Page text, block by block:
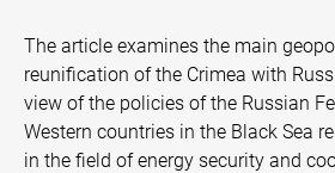
The article examines the main
reunification of the Crimea with
view of the policies of the Russian
Western countries in the Black Sea
in the field of energy security and